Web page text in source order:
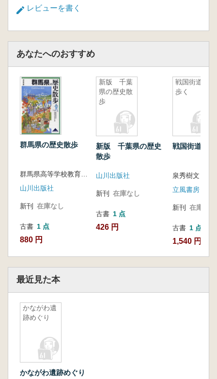
レビューを書く
あなたへのおすすめ
群馬県の歴史散歩
山川出版社
新刊 在庫なし
古書 1 点
880 円
新版 千葉
県の歴史散
歩
新版 千葉県の歴史
散歩
山川出版社
新刊 在庫なし
古書 1 点
426 円
戦国街道を
歩く
戦国街道を
泉秀樹文と写
立風書房
新刊 在庫なし
古書 1 点
1,540 円
最近見た本
かながわ遺
跡めぐり
かながわ遺跡めぐり